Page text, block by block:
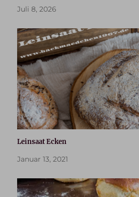
Juli 8, 2026
Leinsaat Ecken
Januar 13, 2021